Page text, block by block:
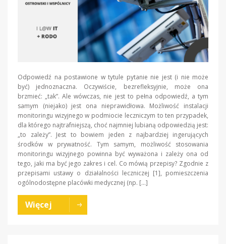
Odpowiedź na postawione w tytule pytanie nie jest (i nie może
być) jednoznaczna. Oczywiście, bezrefleksyjnie, może ona
brzmieć: „tak”. Ale wówczas, nie jest to pełna odpowiedź, a tym
samym (niejako) jest ona nieprawidłowa. Możliwość instalacji
monitoringu wizyjnego w podmiocie leczniczym to ten przypadek,
dla którego najtrafniejszą, choć najmniej lubianą odpowiedzią jest:
„to zależy”. Jest to bowiem jeden z najbardziej ingerujących
środków w prywatność. Tym samym, możliwość stosowania
monitoringu wizyjnego powinna być wyważona i zależy ona od
tego, jaki ma być jego zakres i cel. Co mówią przepisy? Zgodnie z
przepisami ustawy o działalności leczniczej [1], pomieszczenia
ogólnodostępne placówki medycznej (np. […]
Więcej